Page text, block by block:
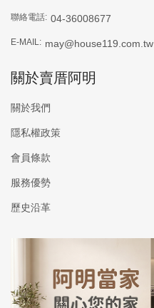
聯絡電話: 04-36008677
E-MAIL: may@house119.com.tw
關於賣厝阿明
關於我們
隱私權政策
會員條款
服務優勢
歷史沿革